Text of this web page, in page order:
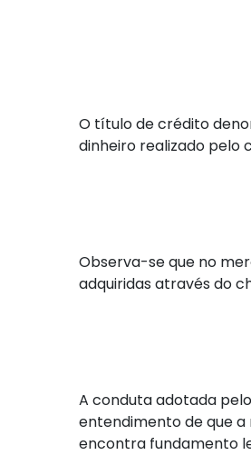
O título de crédito
dinheiro realizado pelo
Observa-se que no
adquiridas através do
A conduta adotada
entendimento de que a
encontra fundamento